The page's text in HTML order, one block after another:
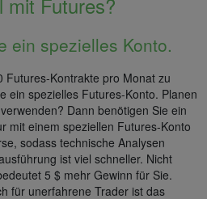
ein spezielles Konto.
Futures-Kontrakte pro Monat zu
ein spezielles Futures-Konto. Planen
Dann benötigen Sie ein
mit einem speziellen Futures-Konto
sodass technische Analysen
ist viel schneller. Nicht
5 $ mehr Gewinn für Sie.
für unerfahrene Trader ist das